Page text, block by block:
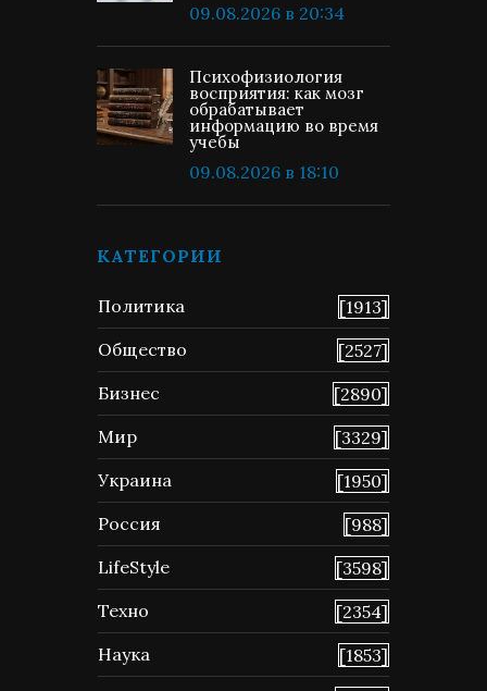
09.08.2026 в 20:34
Психофизиология
восприятия: как мозг
обрабатывает
информацию во время
учебы
09.08.2026 в 18:10
КАТЕГОРИИ
Политика
[1913]
Общество
[2527]
Бизнес
[2890]
Мир
[3329]
Украина
[1950]
Россия
[988]
LifeStyle
[3598]
Техно
[2354]
Наука
[1853]